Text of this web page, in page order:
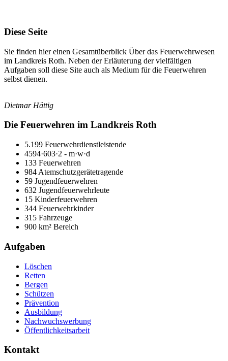
Diese Seite
Sie finden hier einen Gesamtüberblick Über das Feuerwehrwesen
im Landkreis Roth. Neben der Erläuterung der vielfältigen
Aufgaben soll diese Site auch als Medium für die Feuerwehren
selbst dienen.
Dietmar Hättig
Die Feuerwehren im Landkreis Roth
5.199 Feuerwehrdienstleistende
4594·603·2 - m·w·d
133 Feuerwehren
984 Atemschutzgerätetragende
59 Jugendfeuerwehren
632 Jugendfeuerwehrleute
15 Kinderfeuerwehren
344 Feuerwehrkinder
315 Fahrzeuge
900 km² Bereich
Aufgaben
Löschen
Retten
Bergen
Schützen
Prävention
Ausbildung
Nachwuchswerbung
Öffentlichkeitsarbeit
Kontakt